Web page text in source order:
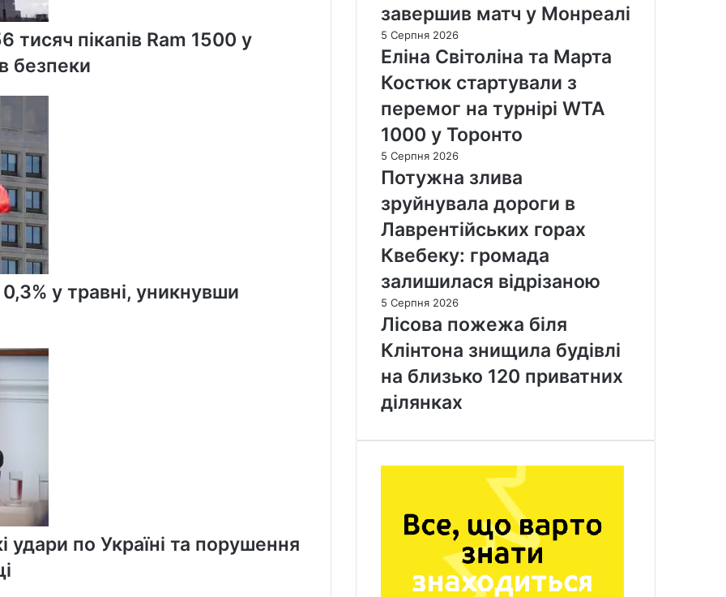
тисяч пікапів Ram 1500 у
безпеки
у травні, уникнувши
удари по Україні та порушення
завершив матч у Монреалі
5 Серпня 2026
Еліна Світоліна та Марта
Костюк стартували з
перемог на турнірі WTA
1000 у Торонто
5 Серпня 2026
Потужна злива
зруйнувала дороги в
Лаврентійських горах
Квебеку: громада
залишилася відрізаною
5 Серпня 2026
Лісова пожежа біля
Клінтона знищила будівлі
на близько 120 приватних
ділянках